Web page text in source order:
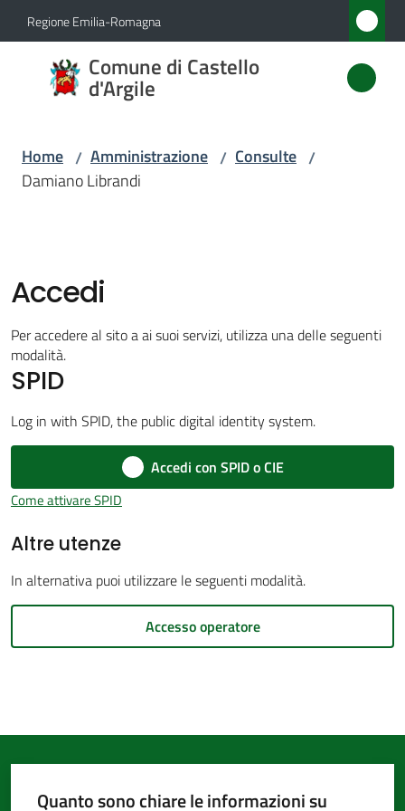
Vai al contenuto
Vai alla navigazione
Vai al footer
Regione Emilia-Romagna
Comune di Castello
d'Argile
Comune
di
Novità
Servizi
Vivere
d'Argile
Amministrazione
Trasparente
gli
Home / Amministrazione / Consulte /
Damiano Librandi
Accedi
Per accedere al sito a ai suoi servizi, utilizza una delle seguenti
modalità.
SPID
Log in with SPID, the public digital identity system.
Accedi con SPID o CIE
Come attivare SPID
Altre utenze
In alternativa puoi utilizzare le seguenti modalità.
Accesso operatore
Quanto sono chiare le informazioni su